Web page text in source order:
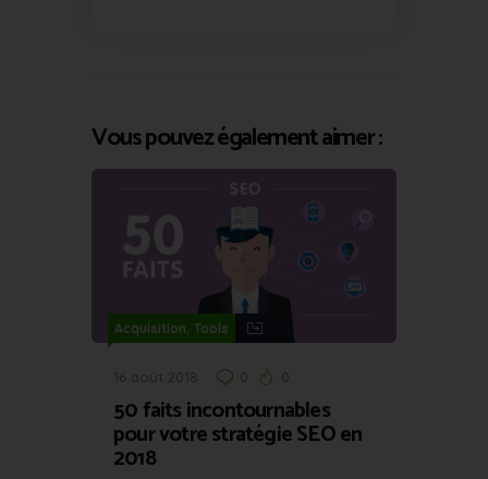
Vous pouvez également aimer :
Acquisition, Tools
16 août 2018 0 0
50 faits incontournables
pour votre stratégie SEO en
2018